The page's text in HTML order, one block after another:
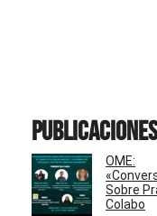
OME:
Sobre
Colabo